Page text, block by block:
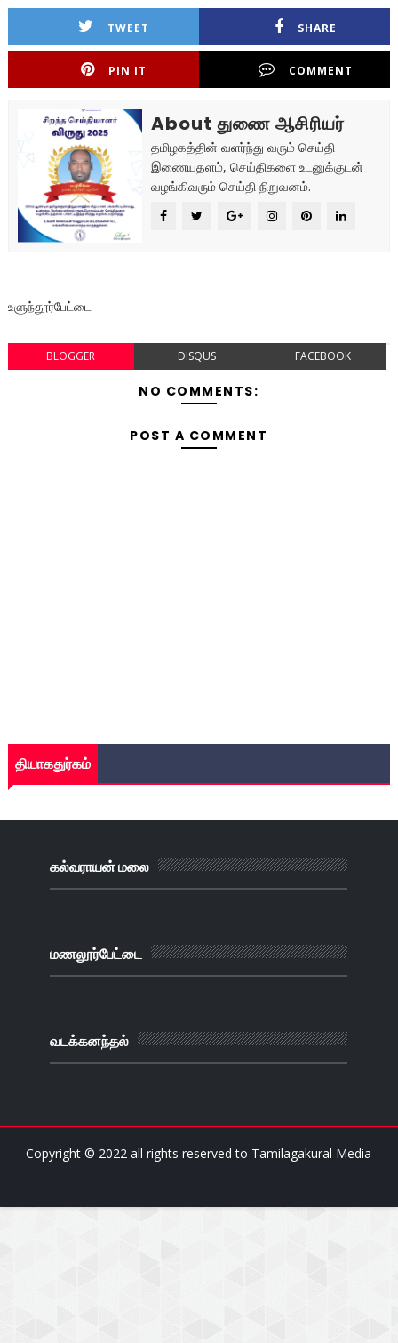
TWEET SHARE
PIN IT COMMENT
About துணை ஆசிரியர்
தமிழகத்தின் வளர்ந்து வரும் செய்தி
இணையதளம், செய்திகளை உடனுக்குடன்
வழங்கிவரும் செய்தி நிறுவனம்.
உளுந்தூர்பேட்டை
BLOGGER DISQUS FACEBOOK
NO COMMENTS:
POST A COMMENT
தியாகதுர்கம்
கல்வராயன் மலை
மணலூர்பேட்டை
வடக்கனந்தல்
Copyright © 2022 all rights reserved to Tamilagakural Media